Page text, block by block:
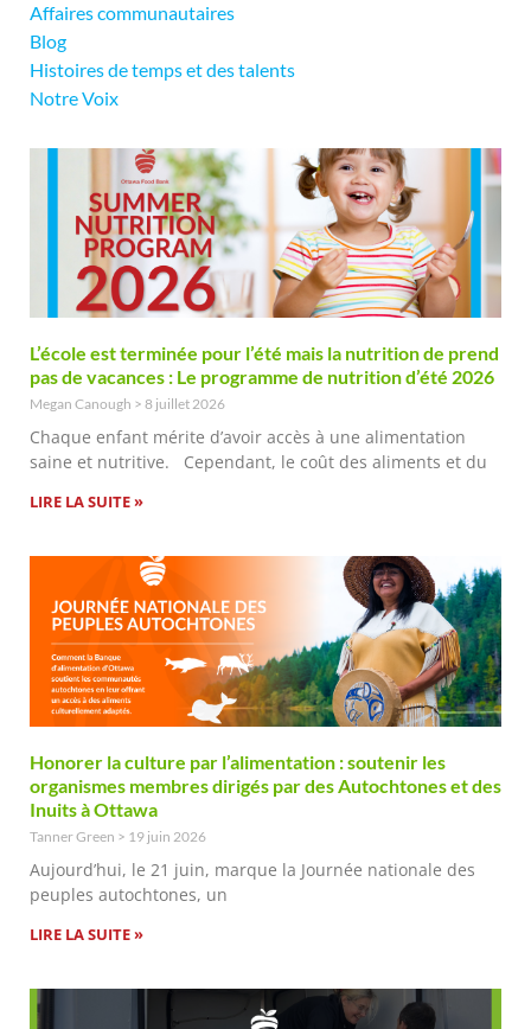
Affaires communautaires
Blog
Histoires de temps et des talents
Notre Voix
L’école est terminée pour l’été mais la nutrition de prend
pas de vacances : Le programme de nutrition d’été 2026
Megan Canough 8 juillet 2026
Chaque enfant mérite d’avoir accès à une alimentation
saine et nutritive. Cependant, le coût des aliments et du
LIRE LA SUITE »
Honorer la culture par l’alimentation : soutenir les
organismes membres dirigés par des Autochtones et des
Inuits à Ottawa
Tanner Green 19 juin 2026
Aujourd’hui, le 21 juin, marque la Journée nationale des
peuples autochtones, un
LIRE LA SUITE »